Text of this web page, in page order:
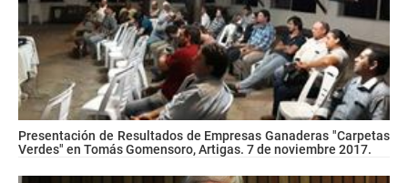
Presentación de Resultados de Empresas Ganaderas "Carpetas
Verdes" en Tomás Gomensoro, Artigas. 7 de noviembre 2017.